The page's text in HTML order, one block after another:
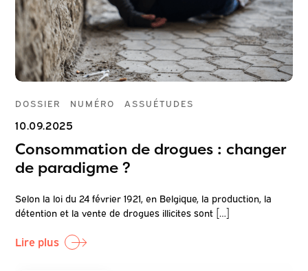
DOSSIER NUMÉRO ASSUÉTUDES
10.09.2025
Consommation de drogues : changer
de paradigme ?
Selon la loi du 24 février 1921, en Belgique, la production, la
détention et la vente de drogues illicites sont […]
Lire plus